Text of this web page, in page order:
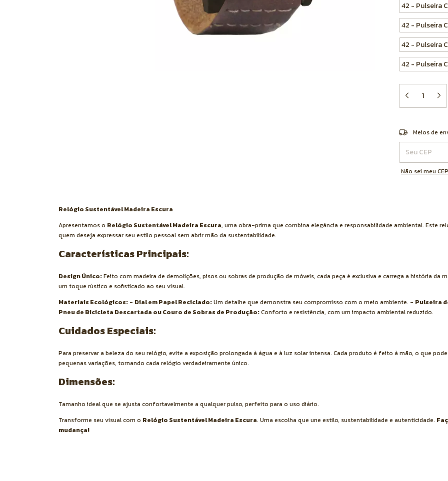
42 - Pulseira
42 - Pulseira
42 - Pulseira
42 - Pulseira
Entregas para o
Meios de
Não sei meu CEP
Relógio Sustentável Madeira Escura
Apresentamos o Relógio Sustentável Madeira Escura, uma obra-prima que combina elegância e responsabilidade ambiental. Este
quem deseja expressar seu estilo pessoal sem abrir mão da sustentabilidade.
Características Principais:
Design Único:Feito com madeira de demolições, pisos ou sobras de produção de móveis, cada peça é exclusiva e carrega a história da
um toque rústico e sofisticado ao seu visual.
Materiais Ecológicos: - Dial em Papel Reciclado:Um detalhe que demonstra seu compromisso com o meio ambiente. - Pulseira
Pneu de Bicicleta Descartada ou Couro de Sobras de Produção:Conforto e resistência, com um impacto ambiental reduzido.
Cuidados Especiais:
Para preservar a beleza do seu relógio, evite a exposição prolongada à água e à luz solar intensa. Cada produto é feito à mão, o que
pequenas variações, tornando cada relógio verdadeiramente único.
Dimensões:
Tamanho ideal que se ajusta confortavelmente a qualquer pulso, perfeito para o uso diário.
Transforme seu visual com o Relógio Sustentável Madeira Escura. Uma escolha que une estilo, sustentabilidade e autenticidade.
mudança!